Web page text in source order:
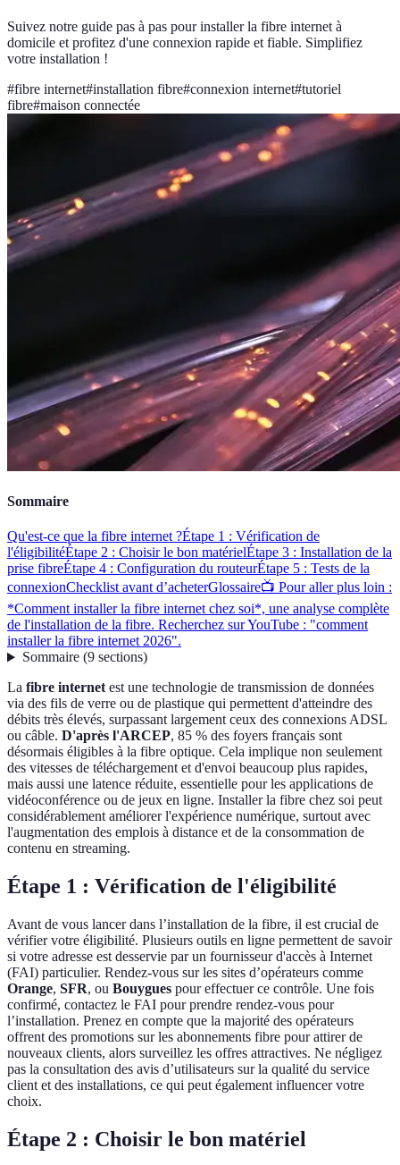
Suivez notre guide pas à pas pour installer la fibre internet à
domicile et profitez d'une connexion rapide et fiable. Simplifiez
votre installation !
#fibre internet#installation fibre#connexion internet#tutoriel
fibre#maison connectée
Sommaire
Qu'est-ce que la fibre internet ?Étape 1 : Vérification de
l'éligibilitéÉtape 2 : Choisir le bon matérielÉtape 3 : Installation de la
prise fibreÉtape 4 : Configuration du routeurÉtape 5 : Tests de la
connexionChecklist avant d’acheterGlossaire📺 Pour aller plus loin :
*Comment installer la fibre internet chez soi*, une analyse complète
de l'installation de la fibre. Recherchez sur YouTube : "comment
installer la fibre internet 2026".
Sommaire(9 sections)
La fibre internetest une technologie de transmission de données
via des fils de verre ou de plastique qui permettent d'atteindre des
débits très élevés, surpassant largement ceux des connexions ADSL
ou câble. D'après l'ARCEP, 85 % des foyers français sont
désormais éligibles à la fibre optique. Cela implique non seulement
des vitesses de téléchargement et d'envoi beaucoup plus rapides,
mais aussi une latence réduite, essentielle pour les applications de
vidéoconférence ou de jeux en ligne. Installer la fibre chez soi peut
considérablement améliorer l'expérience numérique, surtout avec
l'augmentation des emplois à distance et de la consommation de
contenu en streaming.
Étape 1 : Vérification de l'éligibilité
Avant de vous lancer dans l’installation de la fibre, il est crucial de
vérifier votre éligibilité. Plusieurs outils en ligne permettent de savoir
si votre adresse est desservie par un fournisseur d'accès à Internet
(FAI) particulier. Rendez-vous sur les sites d’opérateurs comme
Orange, SFR, ou Bouygues pour effectuer ce contrôle. Une fois
confirmé, contactez le FAI pour prendre rendez-vous pour
l’installation. Prenez en compte que la majorité des opérateurs
offrent des promotions sur les abonnements fibre pour attirer de
nouveaux clients, alors surveillez les offres attractives. Ne négligez
pas la consultation des avis d’utilisateurs sur la qualité du service
client et des installations, ce qui peut également influencer votre
choix.
Étape 2 : Choisir le bon matériel